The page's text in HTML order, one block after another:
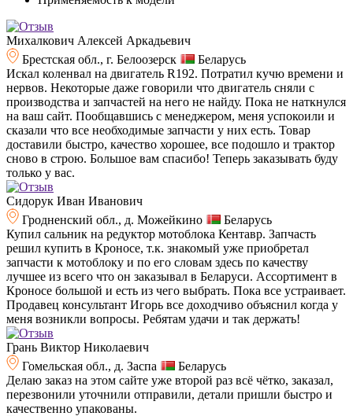
Михалкович Алексей Аркадьевич
Брестская обл., г. Белоозерск
Беларусь
Искал коленвал на двигатель R192. Потратил кучю времени и
нервов. Некоторые даже говорили что двигатель сняли с
производства и запчастей на него не найду. Пока не наткнулся
на ваш сайт. Пообщавшись с менеджером, меня успокоили и
сказали что все необходимые запчасти у них есть. Товар
доставили быстро, качество хорошее, все подошло и трактор
сново в строю. Большое вам спасибо! Теперь заказывать буду
только у вас.
Сидорук Иван Иванович
Гродненский обл., д. Можейкино
Беларусь
Купил сальник на редуктор мотоблока Кентавр. Запчасть
решил купить в Кроносе, т.к. знакомый уже приобретал
запчасти к мотоблоку и по его словам здесь по качеству
лучшее из всего что он заказывал в Беларуси. Ассортимент в
Кроносе большой и есть из чего выбрать. Пока все устраивает.
Продавец консультант Игорь все доходчиво объяснил когда у
меня возникли вопросы. Ребятам удачи и так держать!
Грань Виктор Николаевич
Гомельская обл., д. Заспа
Беларусь
Делаю заказ на этом сайте уже второй раз всё чётко, заказал,
перезвонили уточнили отправили, детали пришли быстро и
качественно упакованы.